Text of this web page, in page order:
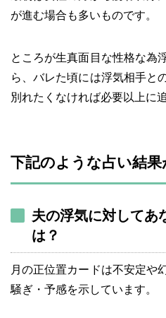
が進む場合も多いものです。
ところが生真面目な性格な為
ら、バレた頃には浮気相手と
別れたくなければ必要以上に
下記のような占い結果
夫の浮気に対してあ
は？
月の正位置カードは不安定や
騒ぎ・予感を示しています。